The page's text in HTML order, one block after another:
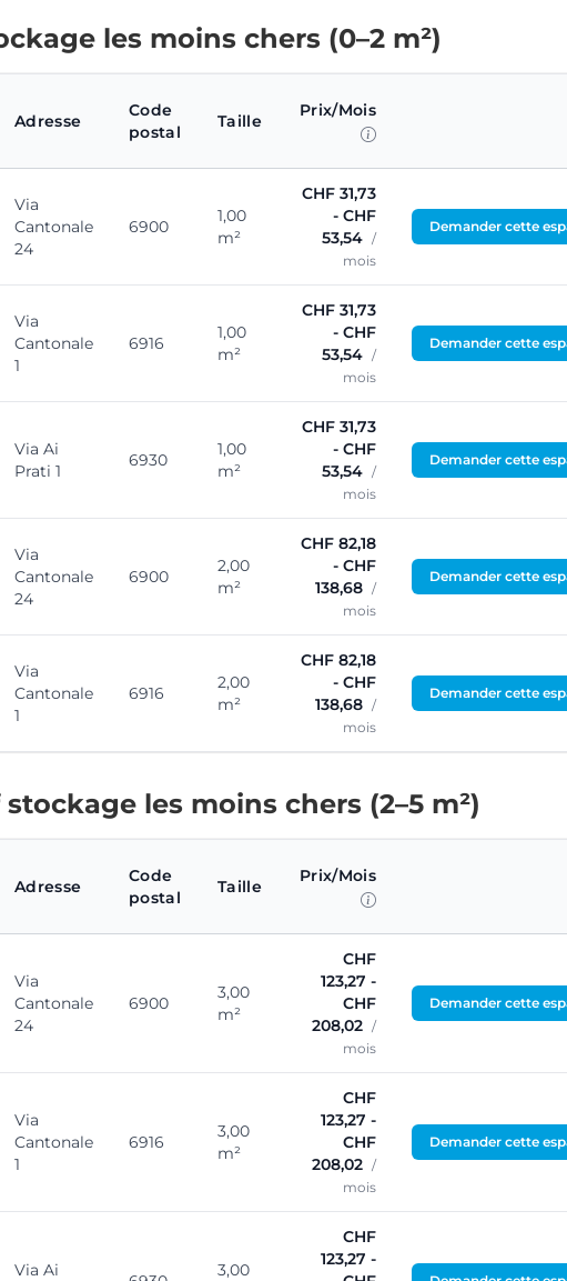
les moins chers (0–2 m²)
Adresse
Code
postal
Taille
Prix/Mois
Via
Cantonale
24
6900
1,00
m²
CHF 31,73
- CHF
53,54 /
mois
Demander cette
Via
Cantonale
1
6916
1,00
m²
CHF 31,73
- CHF
53,54 /
mois
Demander cette
Via Ai
Prati 1
6930
1,00
m²
CHF 31,73
- CHF
53,54 /
mois
Demander cette
Via
Cantonale
24
6900
2,00
m²
CHF 82,18
- CHF
138,68 /
mois
Demander cette
Via
Cantonale
1
6916
2,00
m²
CHF 82,18
- CHF
138,68 /
mois
Demander cette
les moins chers (2–5 m²)
Adresse
Code
postal
Taille
Prix/Mois
Via
Cantonale
24
6900
3,00
m²
CHF
123,27 -
CHF
208,02 /
mois
Demander cette
Via
Cantonale
1
6916
3,00
m²
CHF
123,27 -
CHF
208,02 /
mois
Demander cette
Via Ai 3,00
CHF
123,27 -